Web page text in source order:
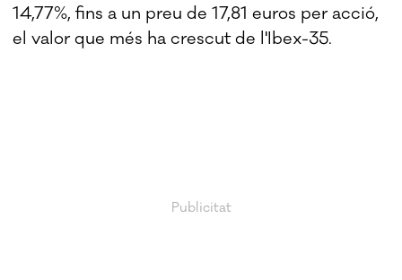
14,77%, fins a un preu de 17,81 euros per acció,
el valor que més ha crescut de l'Ibex-35.